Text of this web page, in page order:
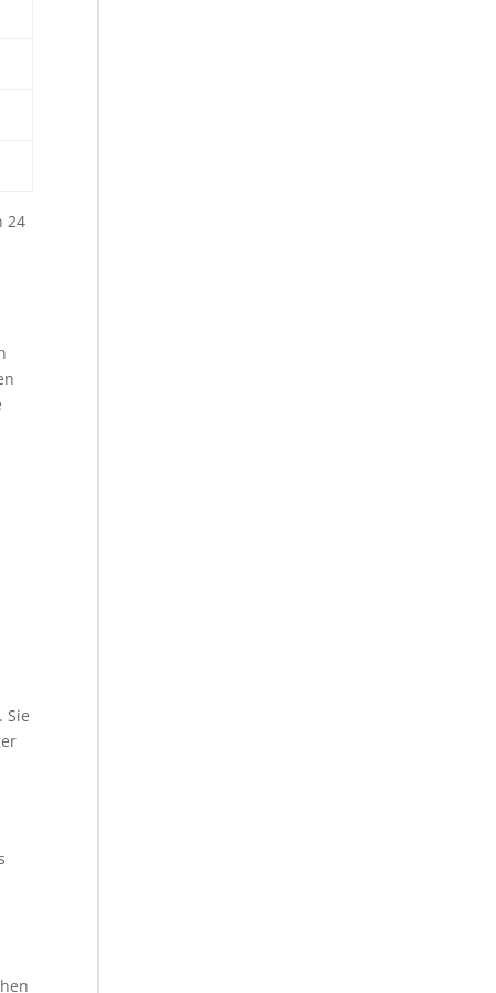
24
Sie